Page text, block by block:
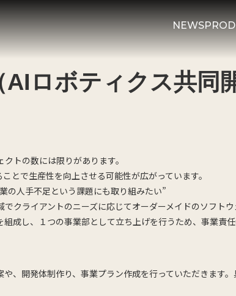
NEWS
ロボティクス共同
トの数には限りがあります。
とで生産性を向上させる可能性が広がっています。
の人手不足という課題にも取り組みたい”
クライアントのニーズに応じてオーダーメイドのソフト
成し、１つの事業部として立ち上げを行うため、事業責任
、開発体制作り、事業プラン作成を行っていただきます。